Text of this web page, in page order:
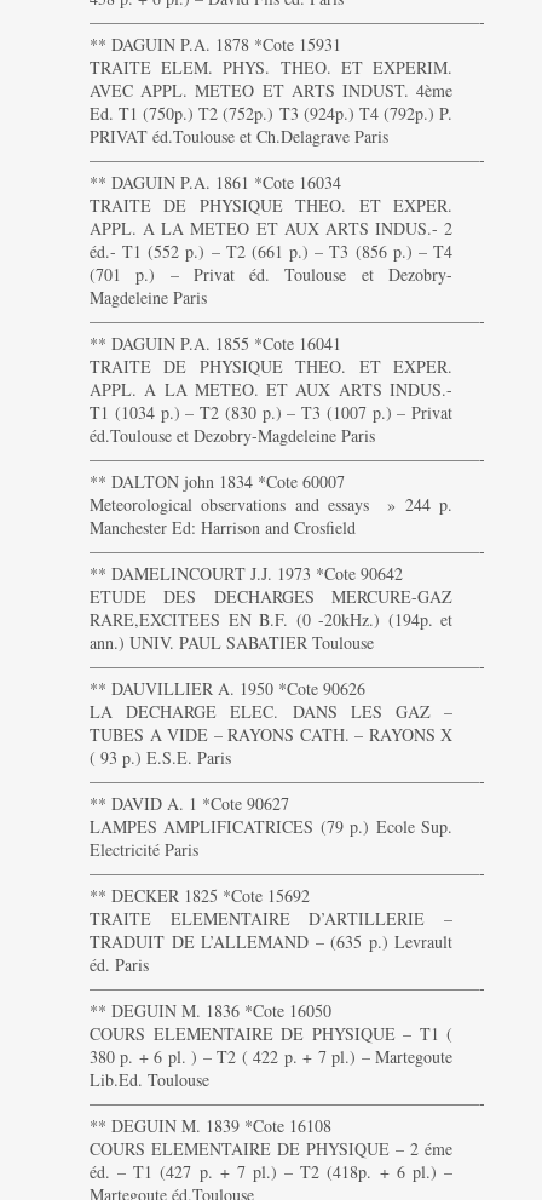
———————————————————————-
** DAGUIN P.A. 1878 *Cote 15931
TRAITE ELEM. PHYS. THEO. ET EXPERIM.
AVEC APPL. METEO ET ARTS INDUST. 4ème
Ed. T1 (750p.) T2 (752p.) T3 (924p.) T4 (792p.) P.
PRIVAT éd.Toulouse et Ch.Delagrave Paris
———————————————————————-
** DAGUIN P.A. 1861 *Cote 16034
TRAITE DE PHYSIQUE THEO. ET EXPER.
APPL. A LA METEO ET AUX ARTS INDUS.- 2
éd.- T1 (552 p.) – T2 (661 p.) – T3 (856 p.) – T4
(701 p.) – Privat éd. Toulouse et Dezobry-
Magdeleine Paris
———————————————————————-
** DAGUIN P.A. 1855 *Cote 16041
TRAITE DE PHYSIQUE THEO. ET EXPER.
APPL. A LA METEO. ET AUX ARTS INDUS.-
T1 (1034 p.) – T2 (830 p.) – T3 (1007 p.) – Privat
éd.Toulouse et Dezobry-Magdeleine Paris
———————————————————————-
** DALTON john 1834 *Cote 60007
Meteorological observations and essays » 244 p.
Manchester Ed: Harrison and Crosfield
———————————————————————-
** DAMELINCOURT J.J. 1973 *Cote 90642
ETUDE DES DECHARGES MERCURE-GAZ
RARE,EXCITEES EN B.F. (0 -20kHz.) (194p. et
ann.) UNIV. PAUL SABATIER Toulouse
———————————————————————-
** DAUVILLIER A. 1950 *Cote 90626
LA DECHARGE ELEC. DANS LES GAZ –
TUBES A VIDE – RAYONS CATH. – RAYONS X
( 93 p.) E.S.E. Paris
———————————————————————-
** DAVID A. 1 *Cote 90627
LAMPES AMPLIFICATRICES (79 p.) Ecole Sup.
Electricité Paris
———————————————————————-
** DECKER 1825 *Cote 15692
TRAITE ELEMENTAIRE D’ARTILLERIE –
TRADUIT DE L’ALLEMAND – (635 p.) Levrault
éd. Paris
———————————————————————-
** DEGUIN M. 1836 *Cote 16050
COURS ELEMENTAIRE DE PHYSIQUE – T1 (
380 p. + 6 pl. ) – T2 ( 422 p. + 7 pl.) – Martegoute
Lib.Ed. Toulouse
———————————————————————-
** DEGUIN M. 1839 *Cote 16108
COURS ELEMENTAIRE DE PHYSIQUE – 2 éme
éd. – T1 (427 p. + 7 pl.) – T2 (418p. + 6 pl.) –
Martegoute éd.Toulouse